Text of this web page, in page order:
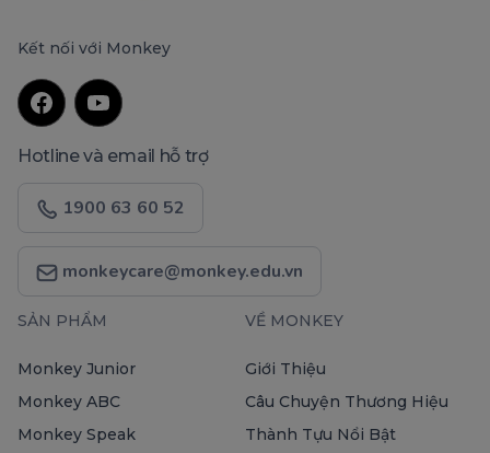
Kết nối với Monkey
Hotline và email hỗ trợ
1900 63 60 52
monkeycare@monkey.edu.vn
SẢN PHẨM
Monkey Junior
Monkey ABC
Monkey Speak
VỀ MONKEY
Giới Thiệu
Câu Chuyện Thương Hiệu
Thành Tựu Nổi Bật